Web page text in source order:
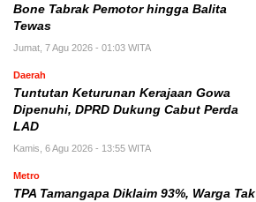
Bone Tabrak Pemotor hingga Balita
Tewas
Jumat, 7 Agu 2026 - 01:03 WITA
Daerah
Tuntutan Keturunan Kerajaan Gowa
Dipenuhi, DPRD Dukung Cabut Perda
LAD
Kamis, 6 Agu 2026 - 13:55 WITA
Metro
TPA Tamangapa Diklaim 93%, Warga Tak